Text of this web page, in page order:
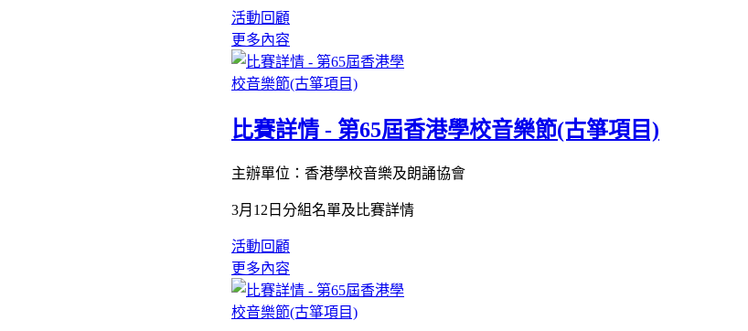
活動回顧
更多內容
比賽詳情 - 第65屆香港學校音樂節(古箏項目)
主辦單位：香港學校音樂及朗誦協會
3月12日分組名單及比賽詳情
活動回顧
更多內容